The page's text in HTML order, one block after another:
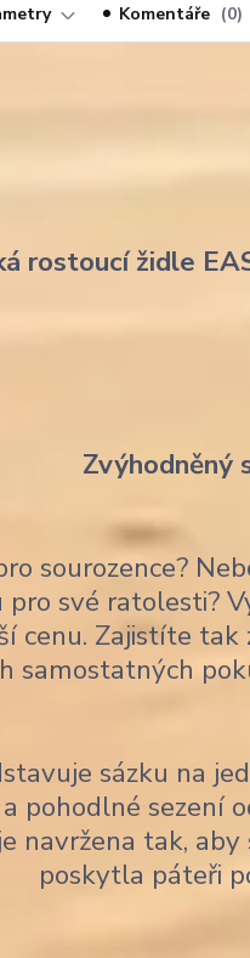
Komentáře 0
rostoucí židle
Zvýhodněný
sourozence?
své ratolesti?
cenu. Zajistíte
samostatných
sázku na
pohodlné sezení
navržena tak,
poskytla páteři